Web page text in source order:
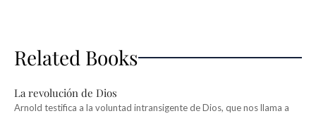
Related Books
La revolución de Dios
Arnold testifica a la voluntad intransigente de Dios, que nos llama a